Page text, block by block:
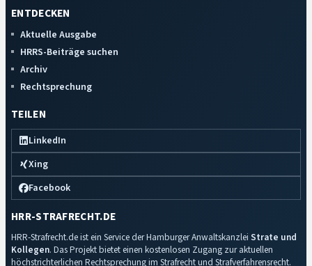
ENTDECKEN
Aktuelle Ausgabe
HRRS-Beiträge suchen
Archiv
Rechtsprechung
TEILEN
LinkedIn
Xing
Facebook
HRR-STRAFRECHT.DE
HRR-Strafrecht.de ist ein Service der Hamburger Anwaltskanzlei Strate und
Kollegen. Das Projekt bietet einen kostenlosen Zugang zur aktuellen
höchstrichterlichen Rechtsprechung im Strafrecht und Strafverfahrensrecht.